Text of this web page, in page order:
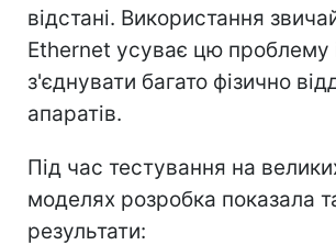
відстані. Використання
Ethernet усуває цю проблему
з'єднувати багато фізично
апаратів.
Під час тестування на
моделях розробка показала
результати: